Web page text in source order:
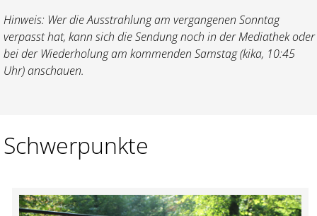
Hinweis: Wer die Ausstrahlung am vergangenen Sonntag
verpasst hat, kann sich die Sendung noch in der Mediathek oder
bei der Wiederholung am kommenden Samstag (kika, 10:45
Uhr) anschauen.
Schwerpunkte